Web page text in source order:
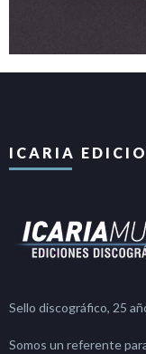
ICARIA
Sello discográfico, 25
Somos un referente